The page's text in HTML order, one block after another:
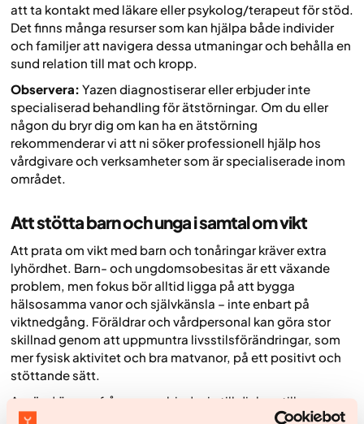
att ta kontakt med läkare eller psykolog/terapeut för stöd.
Det finns många resurser som kan hjälpa både individer
och familjer att navigera dessa utmaningar och behålla en
sund relation till mat och kropp.
Observera: Yazen diagnostiserar eller erbjuder inte
specialiserad behandling för ätstörningar. Om du eller
någon du bryr dig om kan ha en ätstörning
rekommenderar vi att ni söker professionell hjälp hos
vårdgivare och verksamheter som är specialiserade inom
området.
Att stötta barn och unga i samtal om vikt
Att prata om vikt med barn och tonåringar kräver extra
lyhördhet. Barn- och ungdomsobesitas är ett växande
problem, men fokus bör alltid ligga på att bygga
hälsosamma vanor och självkänsla – inte enbart på
viktnedgång. Föräldrar och vårdpersonal kan göra stor
skillnad genom att uppmuntra livsstilsförändringar, som
mer fysisk aktivitet och bra matvanor, på ett positivt och
stöttande sätt.
Använd öppna frågor som bjuder in till dialog, till
exempel:
”Vilka aktiviteter gillar du som får dig att röra på